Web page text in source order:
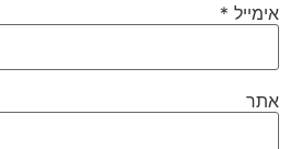
אימייל *
אתר